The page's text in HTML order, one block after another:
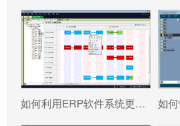
如何利用ERP软件系统更好提升企业运营效率?